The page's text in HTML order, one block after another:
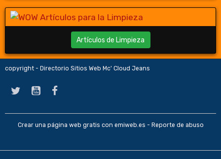
Artículos de Limpieza
copyright - Directorio Sitios Web Mc' Cloud Jeans
Crear una página web gratis con emiweb.es - Reporte de abuso